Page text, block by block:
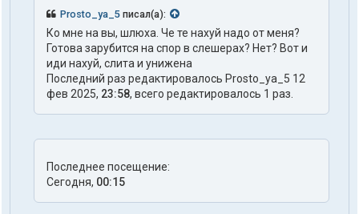
Prosto_ya_5 писал(а):
Ко мне на вы, шлюха. Че те нахуй надо от меня?
Готова зарубится на спор в слешерах? Нет? Вот и
иди нахуй, слита и унижена
Последний раз редактировалось Prosto_ya_5 12
фев 2025, 23:58, всего редактировалось 1 раз.
Последнее посещение:
Сегодня, 00:15